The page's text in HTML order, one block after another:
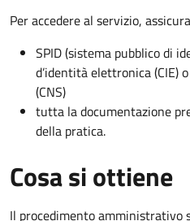
Per accedere al servizio,
SPID (sistema pubblico di
d’identità elettronica (CIE)
(CNS)
tutta la documentazione
della pratica.
Cosa si ottiene
Il procedimento amministrativo